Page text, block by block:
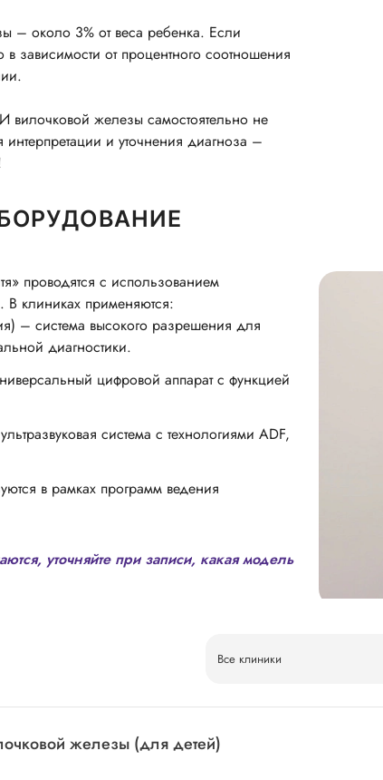
– около 3% от веса ребенка. Если
зависимости от процентного соотношения
вилочковой железы самостоятельно не
интерпретации и уточнения диагноза –
проводятся с использованием
В клиниках применяются:
– система высокого разрешения для
диагностики.
цифровой аппарат с функцией
система с технологиями ADF,
в рамках программ ведения
уточняйте при записи, какая модель
Все клиники
железы (для детей)